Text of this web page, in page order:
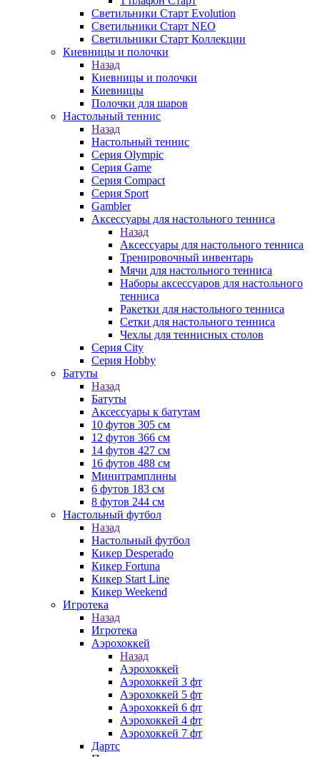
Светильники Старт Evolution
Светильники Старт NEO
Светильники Старт Коллекции
Киевницы и полочки
Назад
Киевницы и полочки
Киевницы
Полочки для шаров
Настольный теннис
Назад
Настольный теннис
Серия Olympic
Серия Game
Серия Compact
Серия Sport
Gambler
Аксессуары для настольного тенниса
Назад
Аксессуары для настольного тенниса
Тренировочный инвентарь
Мячи для настольного тенниса
Наборы аксессуаров для настольного
тенниса
Ракетки для настольного тенниса
Сетки для настольного тенниса
Чехлы для теннисных столов
Серия City
Серия Hobby
Батуты
Назад
Батуты
Аксессуары к батутам
10 футов 305 см
12 футов 366 см
14 футов 427 см
16 футов 488 см
Минитрамплины
6 футов 183 см
8 футов 244 см
Настольный футбол
Назад
Настольный футбол
Кикер Desperado
Кикер Fortuna
Кикер Start Line
Кикер Weekend
Игротека
Назад
Игротека
Аэрохоккей
Назад
Аэрохоккей
Аэрохоккей 3 фт
Аэрохоккей 5 фт
Аэрохоккей 6 фт
Аэрохоккей 4 фт
Аэрохоккей 7 фт
Дартс